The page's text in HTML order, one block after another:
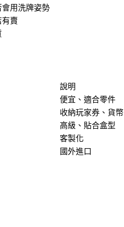
會用洗牌姿勢
有賣
說明
便宜、適合零件
收納玩家券、貨幣
高級、貼合盒型
客製化
國外進口